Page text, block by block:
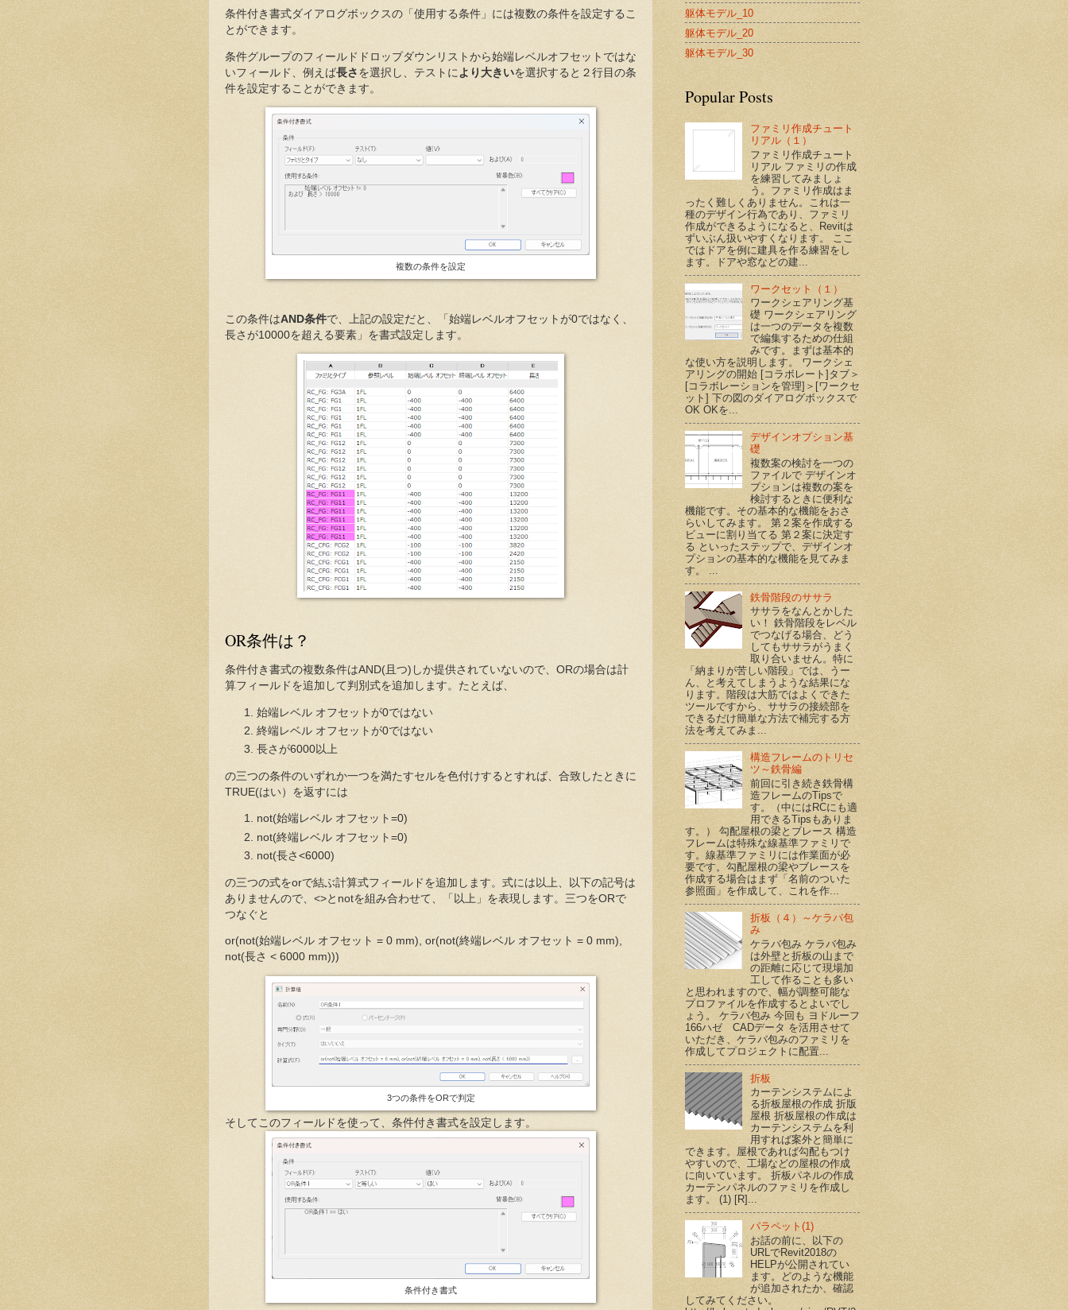
条件付き書式ダイアログボックスの「使用する条件」には複数の条件を設定するこ
とができます。
条件グループのフィールドドロップダウンリストから始端レベルオフセットではな
いフィールド、例えば長さ を選択し、テストに より大きいを選択すると２行目の条
件を設定することができます。
複数の条件を設定
この条件はAND条件で、上記の設定だと、「始端レベルオフセットが0ではなく、
長さが10000を超える要素」を書式設定します。
OR条件は？
条件付き書式の複数条件はAND(且つ)しか提供されていないので、ORの場合は計
算フィールドを追加して判別式を追加します。たとえば、
始端レベル オフセットが0ではない
終端レベル オフセットが0ではない
長さが6000以上
の三つの条件のいずれか一つを満たすセルを色付けするとすれば、合致したときに
TRUE(はい）を返すには
not(始端レベル オフセット=0)
not(終端レベル オフセット=0)
not(長さ<6000)
の三つの式をorで結ぶ計算式フィールドを追加します。式には以上、以下の記号は
ありませんので、<>とnotを組み合わせて、「以上」を表現します。三つをORで
つなぐと
or(not(始端レベル オフセット = 0 mm), or(not(終端レベル オフセット = 0 mm),
not(長さ < 6000 mm)))
3つの条件をORで判定
そしてこのフィールドを使って、条件付き書式を設定します。
条件付き書式
躯体モデル_10
躯体モデル_20
躯体モデル_30
Popular Posts
ファミリ作成チュート
リアル（１）
ファミリ作成チュート
リアル ファミリの作成
を練習してみましょ
う。ファミリ作成はま
ったく難しくありません。これは一
種のデザイン行為であり、ファミリ
作成ができるようになると、Revitは
ずいぶん扱いやすくなります。 ここ
ではドアを例に建具を作る練習をし
ます。ドアや窓などの建...
ワークセット（１）
ワークシェアリング基
礎 ワークシェアリング
は一つのデータを複数
で編集するための仕組
みです。まずは基本的
な使い方を説明します。 ワークシェ
アリングの開始 [コラボレート]タブ＞
[コラボレーションを管理]＞[ワークセ
ット] 下の図のダイアログボックスで
OK OKを...
デザインオプション基
礎
複数案の検討を一つの
ファイルで デザインオ
プションは複数の案を
検討するときに便利な
機能です。その基本的な機能をおさ
らいしてみます。 第２案を作成する
ビューに割り当てる 第２案に決定す
る といったステップで、デザインオ
プションの基本的な機能を見てみま
す。 ...
鉄骨階段のササラ
ササラをなんとかした
い！ 鉄骨階段をレベル
でつなげる場合、どう
してもササラがうまく
取り合いません。特に
「納まりが苦しい階段」では、うー
ん、と考えてしまうような結果にな
ります。階段は大筋ではよくできた
ツールですから、ササラの接続部を
できるだけ簡単な方法で補完する方
法を考えてみま...
構造フレームのトリセ
ツ～鉄骨編
前回に引き続き鉄骨構
造フレームのTipsで
す。（中にはRCにも適
用できるTipsもありま
す。） 勾配屋根の梁とブレース 構造
フレームは特殊な線基準ファミリで
す。線基準ファミリには作業面が必
要です。勾配屋根の梁やブレースを
作成する場合はまず「名前のついた
参照面」を作成して、これを作...
折板（４）～ケラバ包
み
ケラバ包み ケラバ包み
は外壁と折板の山まで
の距離に応じて現場加
工して作ることも多い
と思われますので、幅が調整可能な
プロファイルを作成するとよいでし
ょう。 ケラバ包み 今回も ヨドルーフ
166ハゼ CADデータ を活用させて
いただき、ケラバ包みのファミリを
作成してプロジェクトに配置...
折板
カーテンシステムによ
る折板屋根の作成 折版
屋根 折板屋根の作成は
カーテンシステムを利
用すれば案外と簡単に
できます。屋根であれば勾配もつけ
やすいので、工場などの屋根の作成
に向いています。 折板パネルの作成
カーテンパネルのファミリを作成し
ます。 (1) [R]...
パラペット(1)
お話の前に、以下の
URLでRevit2018の
HELPが公開されてい
ます。どのような機能
が追加されたか、確認
してみてください。